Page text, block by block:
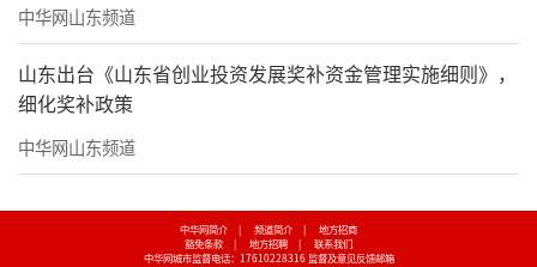
中华网山东频道
山东出台《山东省创业投资发展奖补资金管理实施细则》，
细化奖补政策
中华网山东频道
中华网简介 | 频道简介 |
地方招商
豁免条款
| 地方招聘 |
联系我们
中华网城市监督电话：17610228316 监督及意见反馈邮箱